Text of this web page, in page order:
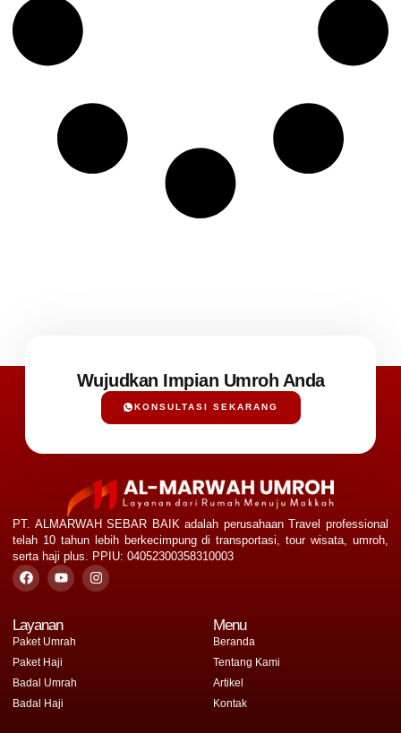
Wujudkan Impian Umroh Anda
KONSULTASI SEKARANG
PT. ALMARWAH SEBAR BAIK adalah perusahaan Travel professional
telah 10 tahun lebih berkecimpung di transportasi, tour wisata, umroh,
serta haji plus. PPIU: 04052300358310003
Layanan
Paket Umrah
Paket Haji
Badal Umrah
Badal Haji
Menu
Beranda
Tentang Kami
Artikel
Kontak